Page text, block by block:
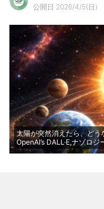
公開日 2026/4/5(日)
太陽が突然消えたら、ど
OpenAI’s DALL·E,ナゾロジ